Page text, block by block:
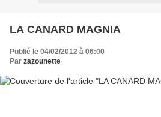
LA CANARD MAGNIA
Publié le 04/02/2012 à 06:00
Par zazounette